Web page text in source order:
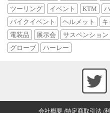
ツーリング
イベント KTM
バイクイベント
ヘルメット キ
電装品
展示会 サスペンション
グローブ
ハーレー
会社概要 特定商取引法